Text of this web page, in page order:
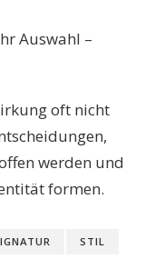
Auswahl –
oft nicht
werden und
formen.
STIL